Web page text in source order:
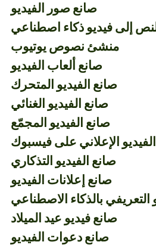
صانع صور الفيديو
إلى فيديو ذكاء اصطناعي
منشئ نصوص يوتيوب
صانع ألعاب الفيديو
صانع الفيديو المتحرك
صانع الفيديو الغنائي
صانع الفيديو المجمّع
الإعلاني على فيسبوك
صانع الفيديو التذكاري
صانع إعلانات الفيديو
التعريفي بالذكاء الاصطناعي
صانع فيديو عيد الميلاد
صانع دعوات الفيديو